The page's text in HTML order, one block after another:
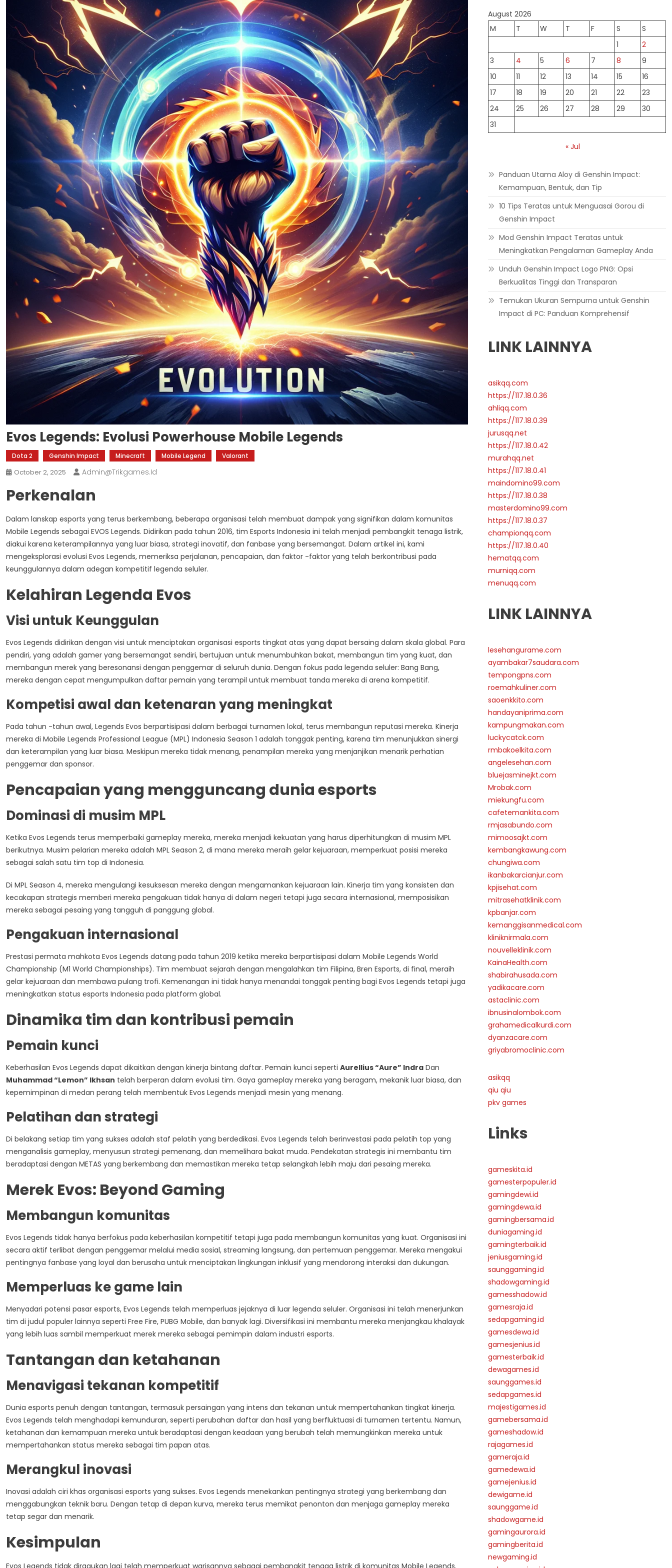
Evos Legends: Evolusi Powerhouse Mobile Legends
Dota 2 Genshin Impact Minecraft Mobile Legend Valorant
October 2, 2025 Admin@trikgames.id
Perkenalan
Dalam lanskap esports yang terus berkembang, beberapa organisasi telah membuat dampak yang signifikan dalam komunitas
Mobile Legends sebagai EVOS Legends. Didirikan pada tahun 2016, tim Esports Indonesia ini telah menjadi pembangkit tenaga listrik,
diakui karena keterampilannya yang luar biasa, strategi inovatif, dan fanbase yang bersemangat. Dalam artikel ini, kami
mengeksplorasi evolusi Evos Legends, memeriksa perjalanan, pencapaian, dan faktor -faktor yang telah berkontribusi pada
keunggulannya dalam adegan kompetitif legenda seluler.
Kelahiran Legenda Evos
Visi untuk Keunggulan
Evos Legends didirikan dengan visi untuk menciptakan organisasi esports tingkat atas yang dapat bersaing dalam skala global. Para
pendiri, yang adalah gamer yang bersemangat sendiri, bertujuan untuk menumbuhkan bakat, membangun tim yang kuat, dan
membangun merek yang beresonansi dengan penggemar di seluruh dunia. Dengan fokus pada legenda seluler: Bang Bang,
mereka dengan cepat mengumpulkan daftar pemain yang terampil untuk membuat tanda mereka di arena kompetitif.
Kompetisi awal dan ketenaran yang meningkat
Pada tahun -tahun awal, Legends Evos berpartisipasi dalam berbagai turnamen lokal, terus membangun reputasi mereka. Kinerja
mereka di Mobile Legends Professional League (MPL) Indonesia Season 1 adalah tonggak penting, karena tim menunjukkan sinergi
dan keterampilan yang luar biasa. Meskipun mereka tidak menang, penampilan mereka yang menjanjikan menarik perhatian
penggemar dan sponsor.
Pencapaian yang mengguncang dunia esports
Dominasi di musim MPL
Ketika Evos Legends terus memperbaiki gameplay mereka, mereka menjadi kekuatan yang harus diperhitungkan di musim MPL
berikutnya. Musim pelarian mereka adalah MPL Season 2, di mana mereka meraih gelar kejuaraan, memperkuat posisi mereka
sebagai salah satu tim top di Indonesia.
Di MPL Season 4, mereka mengulangi kesuksesan mereka dengan mengamankan kejuaraan lain. Kinerja tim yang konsisten dan
kecakapan strategis memberi mereka pengakuan tidak hanya di dalam negeri tetapi juga secara internasional, memposisikan
mereka sebagai pesaing yang tangguh di panggung global.
Pengakuan internasional
Prestasi permata mahkota Evos Legends datang pada tahun 2019 ketika mereka berpartisipasi dalam Mobile Legends World
Championship (M1 World Championships). Tim membuat sejarah dengan mengalahkan tim Filipina, Bren Esports, di final, meraih
gelar kejuaraan dan membawa pulang trofi. Kemenangan ini tidak hanya menandai tonggak penting bagi Evos Legends tetapi juga
meningkatkan status esports Indonesia pada platform global.
Dinamika tim dan kontribusi pemain
Pemain kunci
Keberhasilan Evos Legends dapat dikaitkan dengan kinerja bintang daftar. Pemain kunci seperti Aurellius “Aure” Indra Dan
Muhammad “Lemon” Ikhsan telah berperan dalam evolusi tim. Gaya gameplay mereka yang beragam, mekanik luar biasa, dan
kepemimpinan di medan perang telah membentuk Evos Legends menjadi mesin yang menang.
Pelatihan dan strategi
Di belakang setiap tim yang sukses adalah staf pelatih yang berdedikasi. Evos Legends telah berinvestasi pada pelatih top yang
menganalisis gameplay, menyusun strategi pemenang, dan memelihara bakat muda. Pendekatan strategis ini membantu tim
beradaptasi dengan METAS yang berkembang dan memastikan mereka tetap selangkah lebih maju dari pesaing mereka.
Merek Evos: Beyond Gaming
Membangun komunitas
Evos Legends tidak hanya berfokus pada keberhasilan kompetitif tetapi juga pada membangun komunitas yang kuat. Organisasi ini
secara aktif terlibat dengan penggemar melalui media sosial, streaming langsung, dan pertemuan penggemar. Mereka mengakui
pentingnya fanbase yang loyal dan berusaha untuk menciptakan lingkungan inklusif yang mendorong interaksi dan dukungan.
Memperluas ke game lain
Menyadari potensi pasar esports, Evos Legends telah memperluas jejaknya di luar legenda seluler. Organisasi ini telah menerjunkan
tim di judul populer lainnya seperti Free Fire, PUBG Mobile, dan banyak lagi. Diversifikasi ini membantu mereka menjangkau khalayak
yang lebih luas sambil memperkuat merek mereka sebagai pemimpin dalam industri esports.
Tantangan dan ketahanan
Menavigasi tekanan kompetitif
Dunia esports penuh dengan tantangan, termasuk persaingan yang intens dan tekanan untuk mempertahankan tingkat kinerja.
Evos Legends telah menghadapi kemunduran, seperti perubahan daftar dan hasil yang berfluktuasi di turnamen tertentu. Namun,
ketahanan dan kemampuan mereka untuk beradaptasi dengan keadaan yang berubah telah memungkinkan mereka untuk
mempertahankan status mereka sebagai tim papan atas.
Merangkul inovasi
Inovasi adalah ciri khas organisasi esports yang sukses. Evos Legends menekankan pentingnya strategi yang berkembang dan
menggabungkan teknik baru. Dengan tetap di depan kurva, mereka terus memikat penonton dan menjaga gameplay mereka
tetap segar dan menarik.
Kesimpulan
Evos Legends tidak diragukan lagi telah memperkuat warisannya sebagai pembangkit tenaga listrik di komunitas Mobile Legends.
August 2026
M
T W T F S
S
1
2
3
4 5 6 7 8
9
10
11 12 13 14 15
16
17
18 19 20 21 22
23
24
25 26 27 28 29
30
31
« Jul
Panduan Utama Aloy di Genshin Impact:
Kemampuan, Bentuk, dan Tip
10 Tips Teratas untuk Menguasai Gorou di
Genshin Impact
Mod Genshin Impact Teratas untuk
Meningkatkan Pengalaman Gameplay Anda
Unduh Genshin Impact Logo PNG: Opsi
Berkualitas Tinggi dan Transparan
Temukan Ukuran Sempurna untuk Genshin
Impact di PC: Panduan Komprehensif
LINK LAINNYA
asikqq.com
https://117.18.0.36
ahliqq.com
https://117.18.0.39
jurusqq.net
https://117.18.0.42
murahqq.net
https://117.18.0.41
maindomino99.com
https://117.18.0.38
masterdomino99.com
https://117.18.0.37
championqq.com
https://117.18.0.40
hematqq.com
murniqq.com
menuqq.com
LINK LAINNYA
lesehangurame.com
ayambakar7saudara.com
tempongpns.com
roemahkuliner.com
saoenkkito.com
handayaniprima.com
kampungmakan.com
luckycatck.com
rmbakoelkita.com
angelesehan.com
bluejasminejkt.com
Mrobak.com
miekungfu.com
cafetemankita.com
rmjasabundo.com
mimoosajkt.com
kembangkawung.com
chungiwa.com
ikanbakarcianjur.com
kpjisehat.com
mitrasehatklinik.com
kpbanjar.com
kemanggisanmedical.com
kliniknirmala.com
nouvelleklinik.com
KainaHealth.com
shabirahusada.com
yadikacare.com
astaclinic.com
ibnusinalombok.com
grahamedicalkurdi.com
dyanzacare.com
griyabromoclinic.com
asikqq
qiu qiu
pkv games
Links
gameskita.id
gamesterpopuler.id
gamingdewi.id
gamingdewa.id
gamingbersama.id
duniagaming.id
gamingterbaik.id
jeniusgaming.id
saunggaming.id
shadowgaming.id
gamesshadow.id
gamesraja.id
sedapgaming.id
gamesdewa.id
gamesjenius.id
gamesterbaik.id
dewagames.id
saunggames.id
sedapgames.id
majestigames.id
gamebersama.id
gameshadow.id
rajagames.id
gameraja.id
gamedewa.id
gamejenius.id
dewigame.id
saunggame.id
shadowgame.id
gamingaurora.id
gamingberita.id
newgaming.id